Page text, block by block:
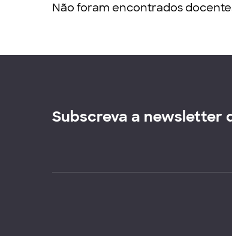
Não foram encontrados
Subscreva a newsletter